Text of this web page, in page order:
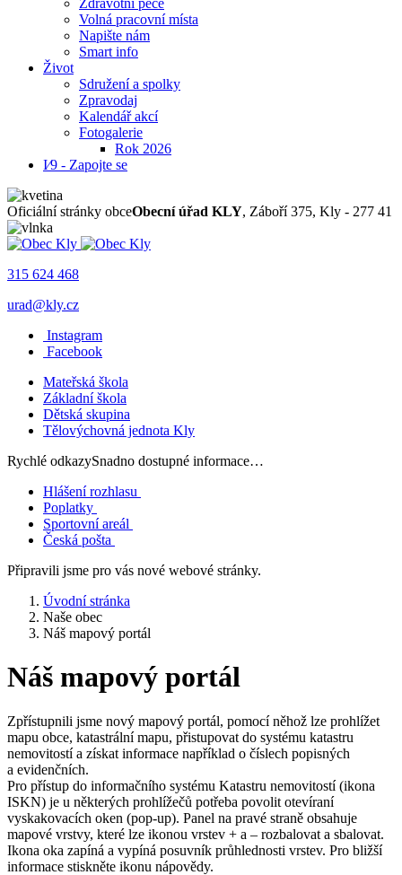
Zdravotní péče
Volná pracovní místa
Napište nám
Smart info
Život
Sdružení a spolky
Zpravodaj
Kalendář akcí
Fotogalerie
Rok 2026
I⁄9 - Zapojte se
Oficiální stránky obceObecní úřad KLY, Záboří 375, Kly - 277 41
315 624 468
urad@kly.cz
Instagram
Facebook
Mateřská škola
Základní škola
Dětská skupina
Tělovýchovná jednota Kly
Rychlé odkazySnadno dostupné informace…
Hlášení rozhlasu
Poplatky
Sportovní areál
Česká pošta
Připravili jsme pro vás nové webové stránky.
Úvodní stránka
Naše obec
Náš mapový portál
Náš mapový portál
Zpřístupnili jsme nový mapový portál, pomocí něhož lze prohlížet
mapu obce, katastrální mapu, přistupovat do systému katastru
nemovitostí a získat informace například o číslech popisných
a evidenčních.
Pro přístup do informačního systému Katastru nemovitostí (ikona
ISKN) je u některých prohlížečů potřeba povolit otevíraní
vyskakovacích oken (pop-up). Panel na pravé straně obsahuje
mapové vrstvy, které lze ikonou vrstev + a – rozbalovat a sbalovat.
Ikona oka zapíná a vypíná posuvník průhlednosti vrstev. Pro bližší
informace stiskněte ikonu nápovědy.